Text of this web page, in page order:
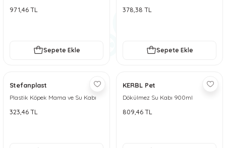
971,46 TL
Sepete Ekle
378,38 TL
Sepete Ekle
Stefanplast
Plastik Köpek Mama ve Su Kabı
323,46 TL
KERBL Pet
Dökülmez Su Kabı 900ml
809,46 TL